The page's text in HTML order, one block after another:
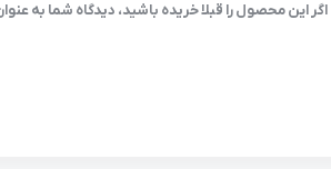
اگر این محصول را قبلا خریده باشید، دیدگاه شما به